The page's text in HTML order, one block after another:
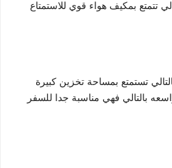
تتمتع بمكيف هواء قوي للاستمتاع
تستمتع بمساحة تخزين كبيرة
بالتالي فهي مناسبة جدا للسفر